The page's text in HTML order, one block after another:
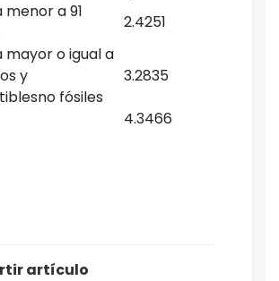
menor a 91
2.4251
mayor o igual a
y
fósiles
3.2835
4.3466
artículo